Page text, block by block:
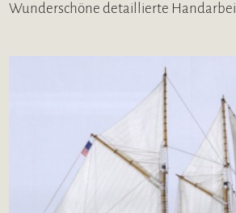
Wunderschöne detaillierte